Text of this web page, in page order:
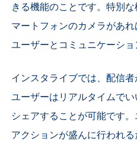
きる機能のことです。特別
マートフォンのカメラがあ
ユーザーとコミュニケーショ
インスタライブでは、配信者
ユーザーはリアルタイムでい
シェアすることが可能です
アクションが盛んに行われ